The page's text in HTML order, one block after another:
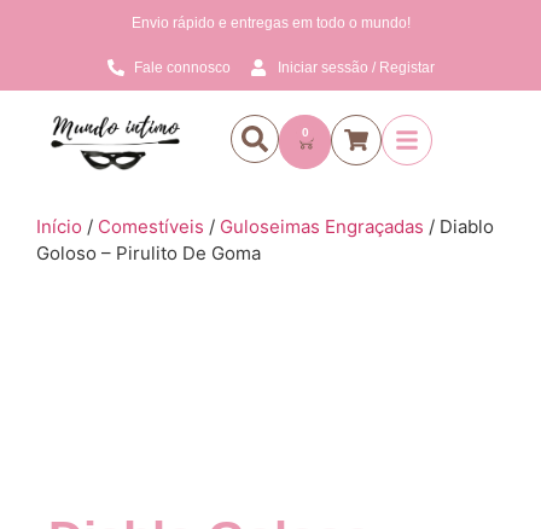
Envio rápido e entregas em todo o mundo!
Fale connosco Iniciar sessão / Registar
0
Início / Comestíveis / Guloseimas Engraçadas / Diablo
Goloso – Pirulito De Goma